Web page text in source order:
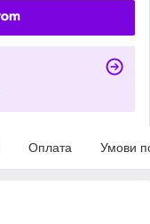
Оплата Умови